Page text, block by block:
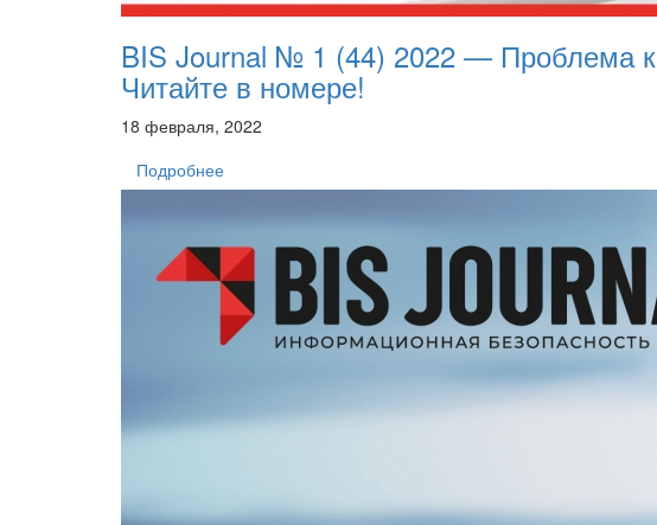
BIS Journal № 1 (44) 2022 — Проблема
Читайте в номере!
18 февраля, 2022
Подробнее